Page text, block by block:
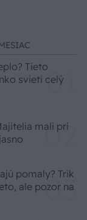
Tieto
svieti celý
mali pri
pomaly? Trik
ale pozor na